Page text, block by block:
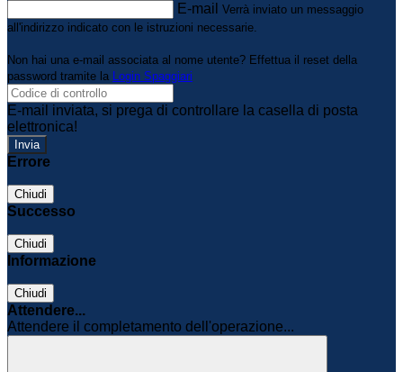
E-mail Verrà inviato un messaggio
all'indirizzo indicato con le istruzioni necessarie.
Non hai una e-mail associata al nome utente? Effettua il reset della
password tramite la Login Spaggiari
E-mail inviata, si prega di controllare la casella di posta
elettronica!
Errore
Chiudi
Successo
Chiudi
Informazione
Chiudi
Attendere...
Attendere il completamento dell'operazione...